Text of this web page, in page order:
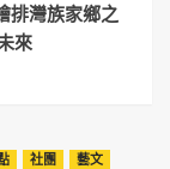
排灣族家鄉之
來
社團 藝文